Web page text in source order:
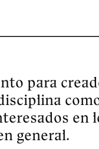
de la
investiga sobre
memoria,
sobre el
con  las
como
en